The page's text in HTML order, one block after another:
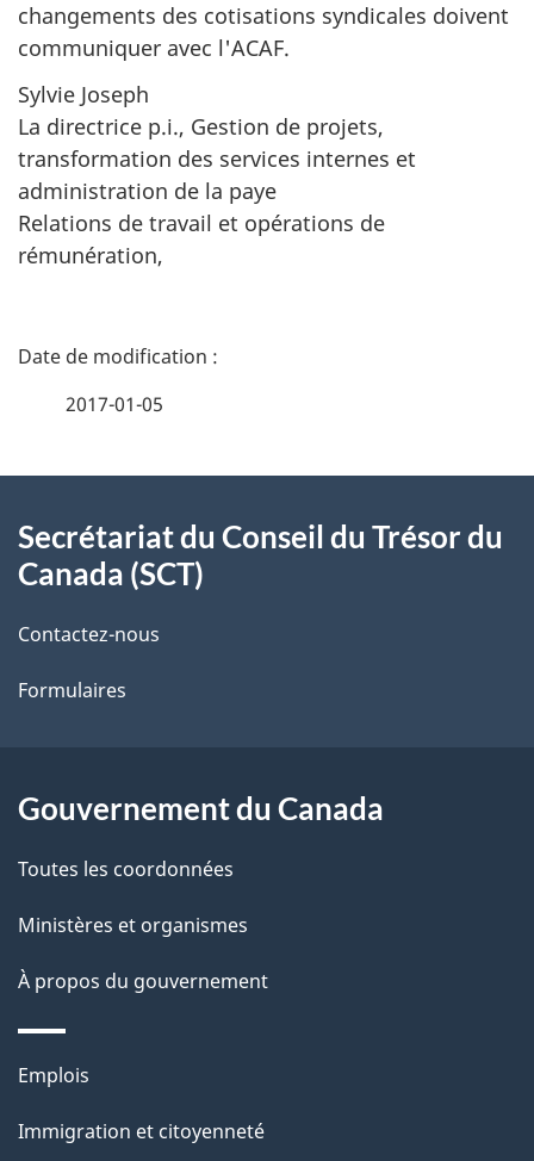
changements des cotisations syndicales doivent
communiquer avec l'ACAF.
Sylvie Joseph
La directrice p.i., Gestion de projets,
transformation des services internes et
administration de la paye
Relations de travail et opérations de
rémunération,
D
i
s
d
l
a
p
a
e
2017-01-05
propos
ce
site
Secrétariat du Conseil du Trésor du
Canada (SCT)
Contactez-nous
Formulaires
Gouvernement du Canada
Toutes les coordonnées
Ministères et organismes
À propos du gouvernement
Thèmes
sujets
Emplois
Immigration et citoyenneté